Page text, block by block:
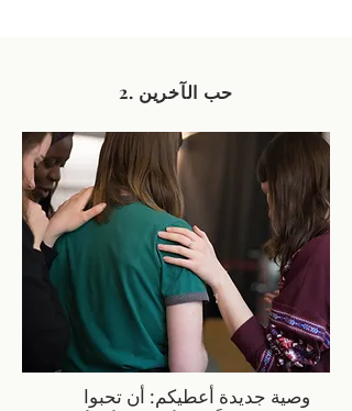
2. حب الآخرين
وصية جديدة أعطيكم: أن تحبوا